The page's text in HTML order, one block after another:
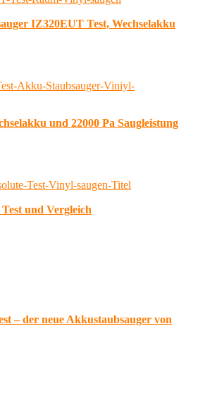
IZ320EUT Test, Wechselakku
und 22000 Pa Saugleistung
und Vergleich
– der neue Akkustaubsauger von